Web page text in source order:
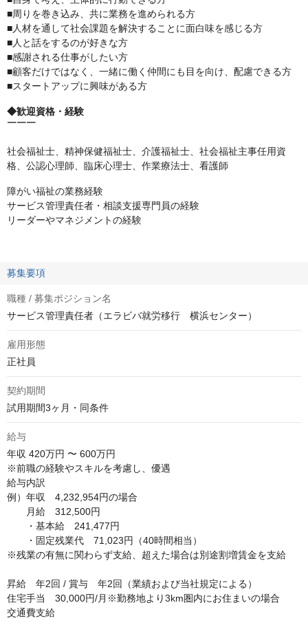
■周りを巻き込み、共に業務を進められる方
■人材を通して社会課題を解決することに面白味を感じる方
■人と話をするのが好きな方
■感謝される仕事がしたい方
■顧客だけではなく、一緒に働く仲間にも目を向け、配慮できる方
■スタートアップに興味がある方
◆歓迎資格・経験
￣￣￣
社会福祉士、精神保健福祉士、介護福祉士、社会福祉主事任用資
格、公認心理師、臨床心理士、作業療法士、看護師
障がい福祉の業務経験
サービス管理責任者・相談支援専門員の経験
リーダーやマネジメントの経験
募集要項
職種 / 募集ポジション名
サービス管理責任者（エラビバ就労移行 横浜センター）
雇用形態
正社員
契約期間
試用期間3ヶ月・同条件
給与
年収 420万円 〜 600万円
※前職の経験やスキルを考慮し、優遇
給与内訳
例）年収　4,232,954円の場合
月給　312,500円
・基本給　241,477円
・固定残業代　71,023円（40時間相当）
※残業の有無に関わらず支給、超えた場合は別途割増賃金を支給
昇給　年2回 / 賞与　年2回（業績および当社規定による）
住宅手当　30,000円/月※勤務地より3km圏内にお住まいの場合
交通費支給